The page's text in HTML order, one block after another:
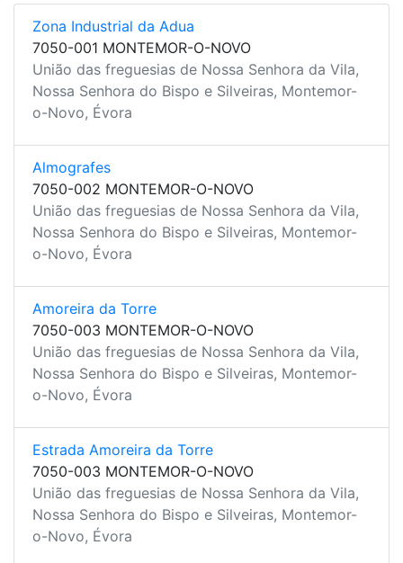
Zona Industrial da Adua
7050-001 MONTEMOR-O-NOVO
União das freguesias de Nossa Senhora da Vila,
Nossa Senhora do Bispo e Silveiras, Montemor-
o-Novo, Évora
Almografes
7050-002 MONTEMOR-O-NOVO
União das freguesias de Nossa Senhora da Vila,
Nossa Senhora do Bispo e Silveiras, Montemor-
o-Novo, Évora
Amoreira da Torre
7050-003 MONTEMOR-O-NOVO
União das freguesias de Nossa Senhora da Vila,
Nossa Senhora do Bispo e Silveiras, Montemor-
o-Novo, Évora
Estrada Amoreira da Torre
7050-003 MONTEMOR-O-NOVO
União das freguesias de Nossa Senhora da Vila,
Nossa Senhora do Bispo e Silveiras, Montemor-
o-Novo, Évora